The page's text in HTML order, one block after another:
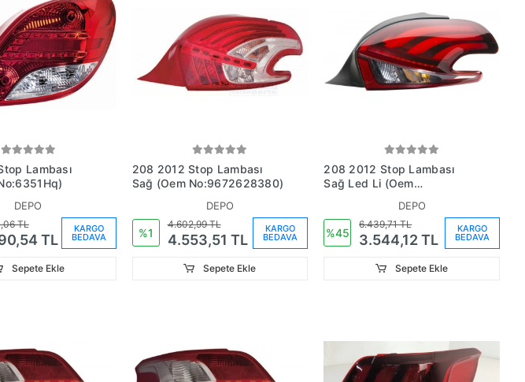
No:6351Hq)
DEPO
TL
TL
KARGO
BEDAVA
Sepete Ekle
208 2012 Stop Lambası
Sağ (Oem No:9672628380)
DEPO
%1
4.602,99 TL
4.553,51 TL
KARGO
BEDAVA
Sepete Ekle
208 2012 Stop Lambası
Sağ Led Li (Oem
DEPO
%45
6.439,71 TL
3.544,12 TL
KARGO
BEDAVA
Sepete Ekle